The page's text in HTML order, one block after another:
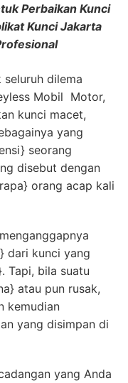
Perbaikan Kunci
Kunci Jakarta
seluruh dilema
Mobil Motor,
kunci macet,
yang
seorang
disebut dengan
orang acap kali
dari kunci yang
Tapi, bila suatu
atau pun rusak,
kemudian
yang disimpan di
yang Anda